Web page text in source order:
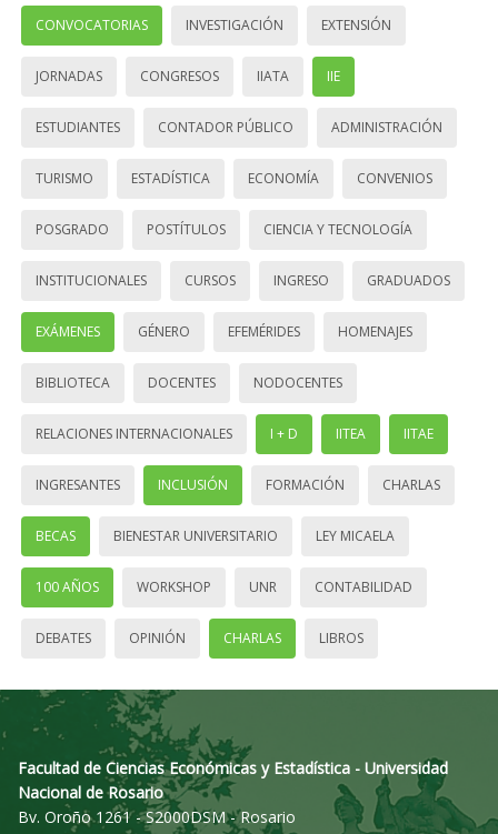
CONVOCATORIAS INVESTIGACIÓN EXTENSIÓN
JORNADAS CONGRESOS IIATA IIE
ESTUDIANTES CONTADOR PÚBLICO ADMINISTRACIÓN
TURISMO ESTADÍSTICA ECONOMÍA CONVENIOS
POSGRADO POSTÍTULOS CIENCIA Y TECNOLOGÍA
INSTITUCIONALES CURSOS INGRESO GRADUADOS
EXÁMENES GÉNERO EFEMÉRIDES HOMENAJES
BIBLIOTECA DOCENTES NODOCENTES
RELACIONES INTERNACIONALES I + D IITEA IITAE
INGRESANTES INCLUSIÓN FORMACIÓN CHARLAS
BECAS BIENESTAR UNIVERSITARIO LEY MICAELA
100 AÑOS WORKSHOP UNR CONTABILIDAD
DEBATES OPINIÓN CHARLAS LIBROS
Facultad de Ciencias Económicas y Estadística - Universidad
Nacional de Rosario
Bv. Oroño 1261 - S2000DSM - Rosario